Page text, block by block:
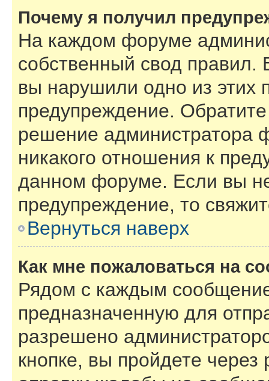
Почему я получил
На каждом форуме
собственный свод правил.
вы нарушили одно из этих
предупреждение.
решение администратора
никакого отношения к
данном форуме. Если вы
предупреждение, то
Вернуться наверх
Как мне пожаловаться на
Рядом с каждым
предназначенную для
разрешено
кнопке, вы пройдете